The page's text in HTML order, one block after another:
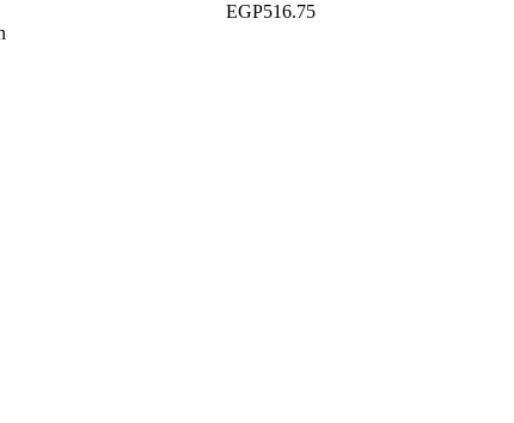
EGP516.75